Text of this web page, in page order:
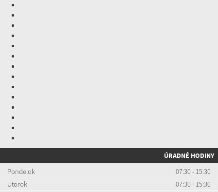
ÚRADNÉ HODINY
Pondelok
07:30 - 15:30
Utorok
07:30 - 15:30